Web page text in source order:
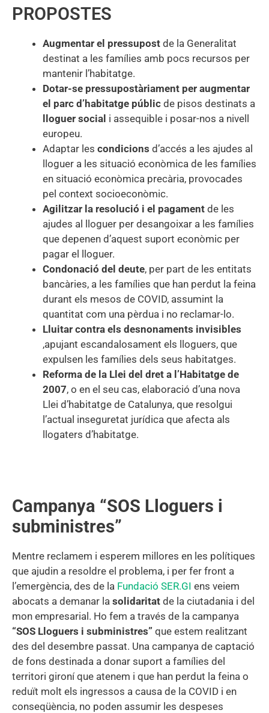
PROPOSTES
Augmentar el pressupost de la Generalitat
destinat a les famílies amb pocs recursos per
mantenir l’habitatge.
Dotar-se pressupostàriament per augmentar
el parc d’habitatge públic de pisos destinats a
lloguer social i assequible i posar-nos a nivell
europeu.
Adaptar les condicions d’accés a les ajudes al
lloguer a les situació econòmica de les famílies
en situació econòmica precària, provocades
pel context socioeconòmic.
Agilitzar la resolució i el pagament de les
ajudes al lloguer per desangoixar a les famílies
que depenen d’aquest suport econòmic per
pagar el lloguer.
Condonació del deute, per part de les entitats
bancàries, a les famílies que han perdut la feina
durant els mesos de COVID, assumint la
quantitat com una pèrdua i no reclamar-lo.
Lluitar contra els desnonaments invisibles
,apujant escandalosament els lloguers, que
expulsen les famílies dels seus habitatges.
Reforma de la Llei del dret a l’Habitatge de
2007, o en el seu cas, elaboració d’una nova
Llei d’habitatge de Catalunya, que resolgui
l’actual inseguretat jurídica que afecta als
llogaters d’habitatge.
Campanya “SOS Lloguers i
subministres”
Mentre reclamem i esperem millores en les polítiques
que ajudin a resoldre el problema, i per fer front a
l’emergència, des de la Fundació SER.GI ens veiem
abocats a demanar la solidaritat de la ciutadania i del
mon empresarial. Ho fem a través de la campanya
“SOS Lloguers i subministres” que estem realitzant
des del desembre passat. Una campanya de captació
de fons destinada a donar suport a famílies del
territori gironí que atenem i que han perdut la feina o
reduït molt els ingressos a causa de la COVID i en
conseqüència, no poden assumir les despeses